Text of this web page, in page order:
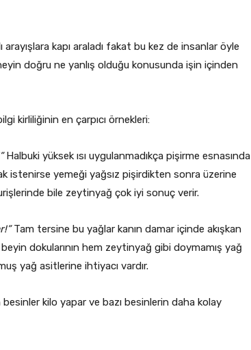
kapı araladı fakat bu kez de insanlar öyle
doğru ne yanlış olduğu konusunda işin içinden
kirliliğinin en çarpıcı örnekleri:
Halbuki yüksek ısı uygulanmadıkça pişirme esnasında
istenirse yemeği yağsız pişirdikten sonra üzerine
bile zeytinyağ çok iyi sonuç verir.
Tam tersine bu yağlar kanın damar içinde akışkan
beyin dokularının hem zeytinyağ gibi doymamış yağ
yağ asitlerine ihtiyacı vardır.
kilo yapar ve bazı besinlerin daha kolay